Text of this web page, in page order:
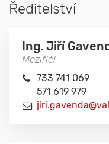
Ředitelství
Ing. Jiří
Meziříčí
733 741 069
571 619 979